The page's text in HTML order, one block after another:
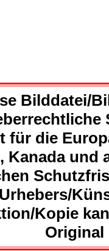
Bilddatei/
für die
Kanada und
Kopie
Original